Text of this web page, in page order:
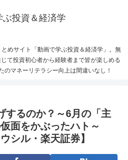
ぶ投資＆経済学
めサイト「動画で学ぶ投資＆経済学」。無
て投資初心者から経験者まで皆が楽しめる
のマネーリテラシー向上は間違いなし！
するのか？～6月の「主
面をかぶったハト～
シル・楽天証券】